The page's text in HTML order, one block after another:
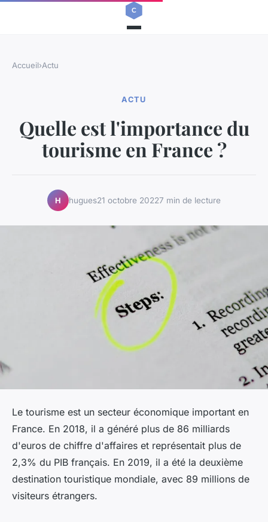
Accueil›Actu
ACTU
Quelle est l'importance du
tourisme en France ?
H hugues21 octobre 20227 min de lecture
Le tourisme est un secteur économique important en
France. En 2018, il a généré plus de 86 milliards
d'euros de chiffre d'affaires et représentait plus de
2,3% du PIB français. En 2019, il a été la deuxième
destination touristique mondiale, avec 89 millions de
visiteurs étrangers.